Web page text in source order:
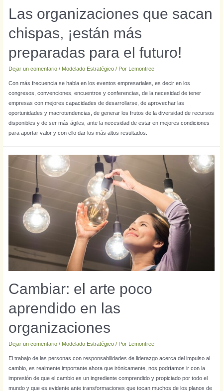
Las organizaciones que sacan
chispas, ¡están más
preparadas para el futuro!
Dejar un comentario / Modelado Estratégico/ Por Lemontree
Con más frecuencia se habla en los eventos empresariales, es decir en los
congresos, convenciones, encuentros y conferencias, de la necesidad de tener
empresas con mejores capacidades de desarrollarse, de aprovechar las
oportunidades y macrotendencias, de generar los frutos de la diversidad de recursos
disponibles y de ser más ágiles, ante la necesidad de estar en mejores condiciones
para aportar valor y con ello dar los más altos resultados.
Cambiar: el arte poco
aprendido en las
organizaciones
Dejar un comentario / Modelado Estratégico/ Por Lemontree
El trabajo de las personas con responsabilidades de liderazgo acerca del impulso al
cambio, es realmente importante ahora que irónicamente, nos podríamos ir con la
impresión de que el cambio es un ingrediente comprendido y propiciado por todo el
mundo y que es evidente ante transformaciones que tocan muchos de los planos de